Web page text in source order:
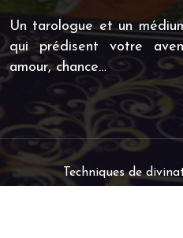
Un tarologue et un
qui prédisent votre
amour, chance…
Techniques de